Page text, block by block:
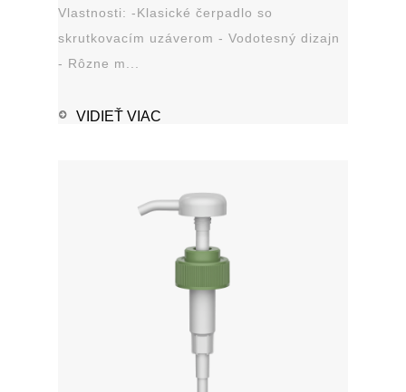
Vlastnosti: -Klasické čerpadlo so
skrutkovacím uzáverom - Vodotesný dizajn
- Rôzne m...
VIDIEŤ VIAC